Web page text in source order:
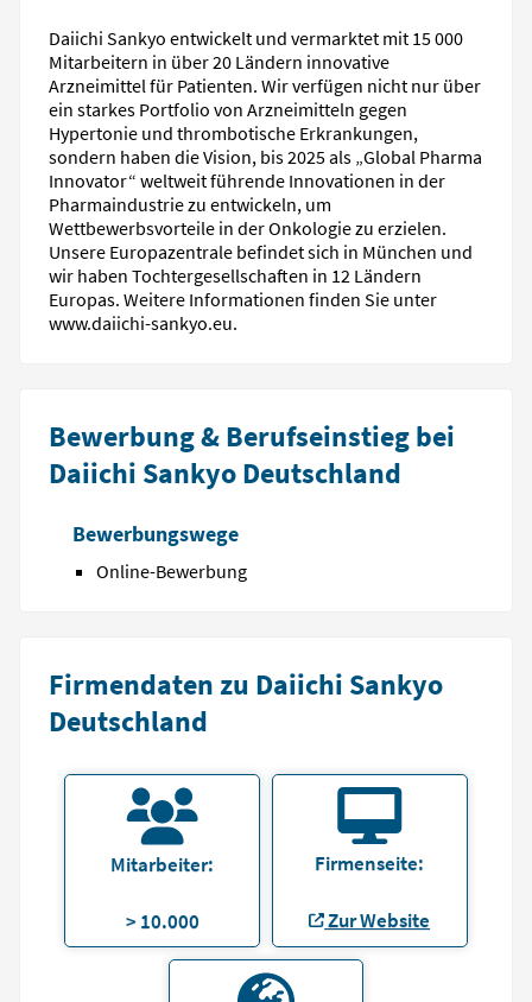
Daiichi Sankyo entwickelt und vermarktet mit 15 000
Mitarbeitern in über 20 Ländern innovative
Arzneimittel für Patienten. Wir verfügen nicht nur über
ein starkes Portfolio von Arzneimitteln gegen
Hypertonie und thrombotische Erkrankungen,
sondern haben die Vision, bis 2025 als „Global Pharma
Innovator“ weltweit führende Innovationen in der
Pharmaindustrie zu entwickeln, um
Wettbewerbsvorteile in der Onkologie zu erzielen.
Unsere Europazentrale befindet sich in München und
wir haben Tochtergesellschaften in 12 Ländern
Europas. Weitere Informationen finden Sie unter
www.daiichi-sankyo.eu.
Bewerbung & Berufseinstieg bei
Daiichi Sankyo Deutschland
Bewerbungswege
Online-Bewerbung
Firmendaten zu Daiichi Sankyo
Deutschland
Mitarbeiter:
> 10.000
Firmenseite:
Zur Website